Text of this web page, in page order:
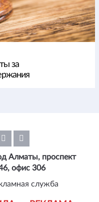
за
Алматы, проспект
офис 306
служба